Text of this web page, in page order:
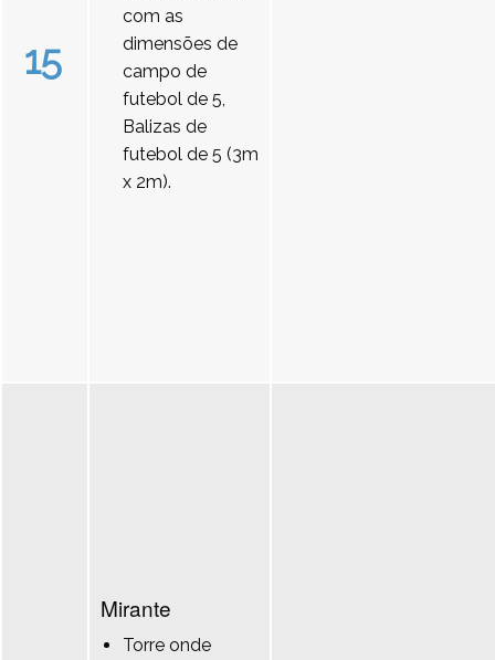
15
com as
dimensões de
campo de
futebol de 5,
Balizas de
futebol de 5 (3m
x 2m).
Mirante
Torre onde